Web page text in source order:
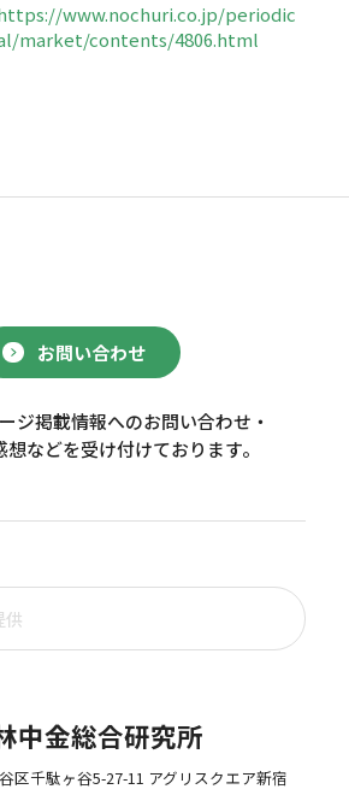
www.nochuri.co.jp/periodic
market/contents/4806.html
お問い合わせ
ジ掲載情報へのお問い合わせ・
想などを受け付けております。
中金総合研究所
区千駄ヶ谷5-27-11 アグリスクエア新宿